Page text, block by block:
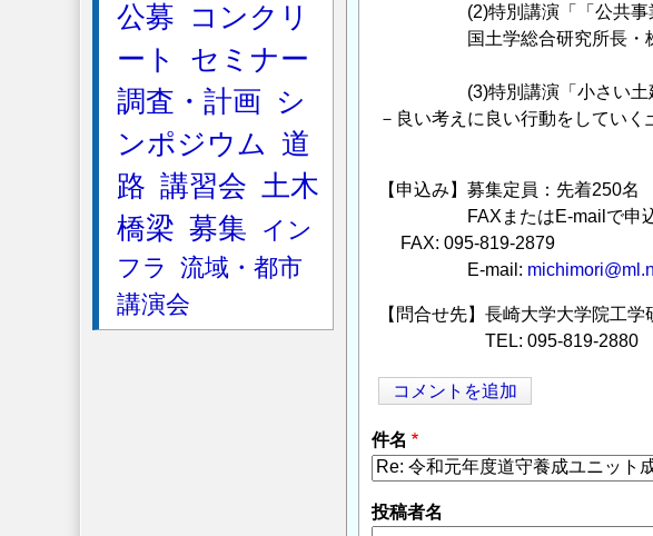
(2)特別講演「「公共事業」か
国土学総合研究所長・株式
大石
(3)特別講演「小さい土建屋
－良い考えに良い行動をしていく
株式会社コ
【申込み】募集定員：先着250
FAXまたはE-mailで申込
FAX: 095-819-2879
E-mail:
【問合せ先】長崎大学大学院工
TEL: 095-819-2880
コメントを追加
件名
投稿者名
公募
コンクリ
ート
セミナー
調査・計画
シ
ンポジウム 道
路 講習会 土木
橋梁 募集
イン
フラ
流域・都市
講演会